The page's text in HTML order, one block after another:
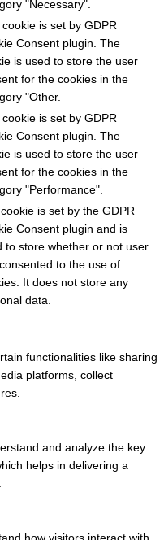
"Necessary".
is set by GDPR
Consent plugin. The
is used to store the user
for the cookies in the
"Other.
is set by GDPR
Consent plugin. The
is used to store the user
for the cookies in the
"Performance".
is set by the GDPR
Consent plugin and is
to store whether or not user
to the use of
It does not store any
data.
functionalities like sharing
platforms, collect
and analyze the key
helps in delivering a